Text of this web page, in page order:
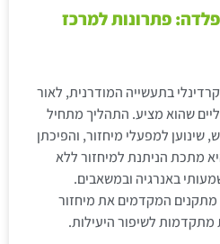
פתרונות למרכז
בתעשייה המודרנית, לאור
שהוא מציע. התהליך מתחיל
שינוען למפעלי מיחזור, והפיכתן
מתכת הניתנת למיחזור ללא
באנרגיה ובמשאבים.
המקדמים את מיחזור
מתקדמות לשיפור היעילות.